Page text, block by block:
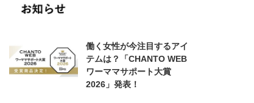
働く女性が今注目するアイ
テムは？「CHANTO WEB
ワーママサポート大賞
2026」発表！